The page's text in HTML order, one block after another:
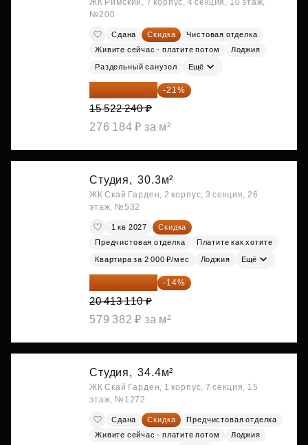
ЖК Римский, 7 корпус, 4 секция, 10 этаж,
№200
Сдана Скидка
Чистовая отделка
Живите сейчас - платите потом
Лоджия
Раздельный санузел Ещё
12 262 570 ₽ -21%
15 522 240 ₽
276 184 ₽ за м²
Студия, 30.3м²
ЖК Скай Гарден, 2 корпус, 3 секция, 26
этаж, №532
1 кв 2027
Скидка
Предчистовая отделка
Платите как хотите
Квартира за 2 000 ₽/мес Лоджия Ещё
17 555 275 ₽ -14%
20 413 110 ₽
579 382 ₽ за м²
Студия, 34.4м²
ЖК Скай Гарден, 1 корпус, 7 секция, 15
этаж, №1272
Сдана Скидка
Предчистовая отделка
Живите сейчас - платите потом
Лоджия